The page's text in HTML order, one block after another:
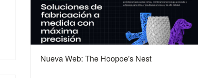
Nueva Web: The Hoopoe's Nest